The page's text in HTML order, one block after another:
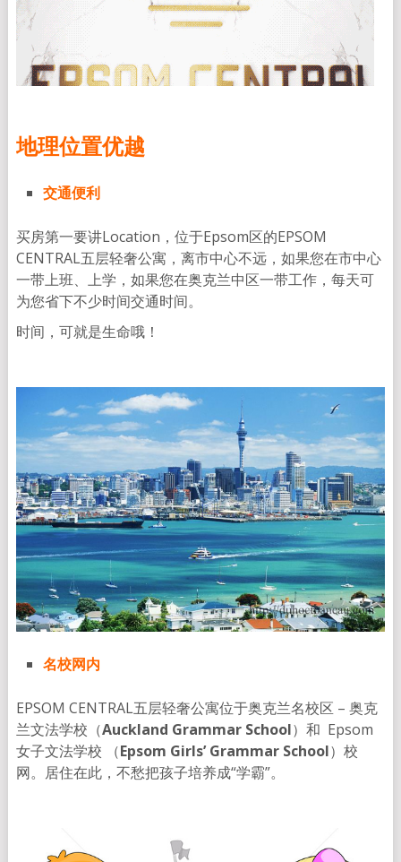
地理位置优越
交通便利
买房第一要讲Location，位于Epsom区的EPSOM
CENTRAL五层轻奢公寓，离市中心不远，如果您在市中心
一带上班、上学，如果您在奥克兰中区一带工作，每天可
为您省下不少时间交通时间。
时间，可就是生命哦！
名校网内
EPSOM CENTRAL五层轻奢公寓位于奥克兰名校区 – 奥克
兰文法学校（Auckland Grammar School）和 Epsom
女子文法学校 （Epsom Girls’ Grammar School）校
网。居住在此，不愁把孩子培养成“学霸”。